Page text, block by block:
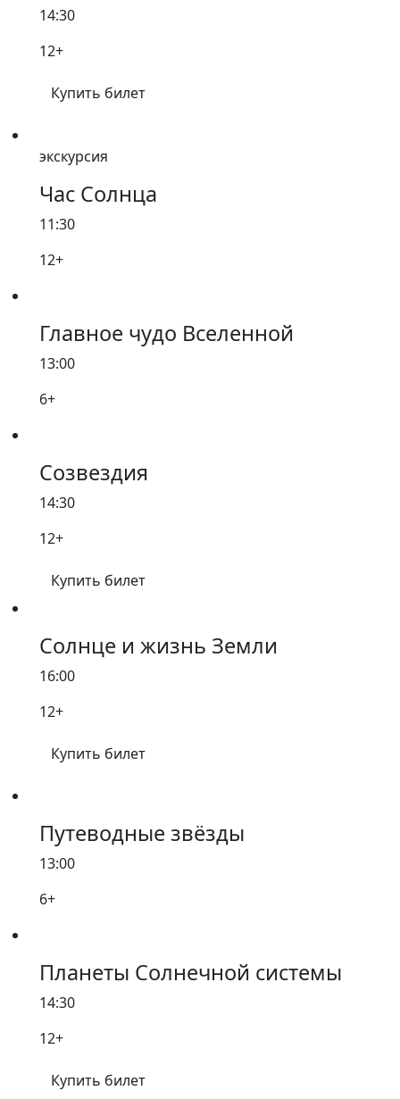
14:30
12+
Купить билет
экскурсия
Час Солнца
11:30
12+
Главное чудо Вселенной
13:00
6+
Созвездия
14:30
12+
Купить билет
Солнце и жизнь Земли
16:00
12+
Купить билет
Путеводные звёзды
13:00
6+
Планеты Солнечной системы
14:30
12+
Купить билет